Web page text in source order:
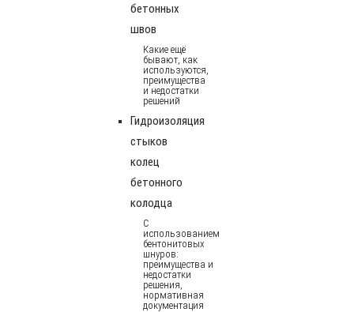
бетонных
швов
Какие ещё
бывают, как
используются,
преимущества
и недостатки
решений
Гидроизоляция
стыков
колец
бетонного
колодца
С
использованием
бентонитовых
шнуров:
преимущества и
недостатки
решения,
нормативная
документация